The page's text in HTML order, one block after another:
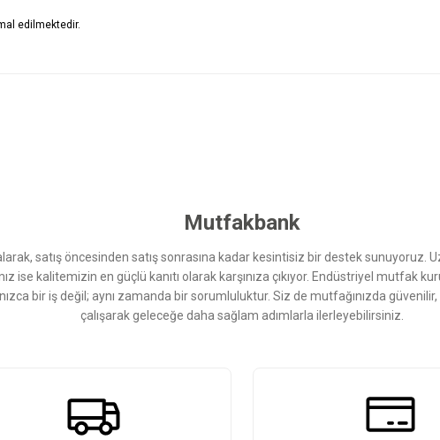
edilmektedir.
Mutfakbank
satış öncesinden satış sonrasına kadar kesintisiz bir destek sunuyoruz.
ise kalitemizin en güçlü kanıtı olarak karşınıza çıkıyor. Endüstriyel mutfak
bir iş değil; aynı zamanda bir sorumluluktur. Siz de mutfağınızda
çalışarak geleceğe daha sağlam adımlarla ilerleyebilirsiniz.